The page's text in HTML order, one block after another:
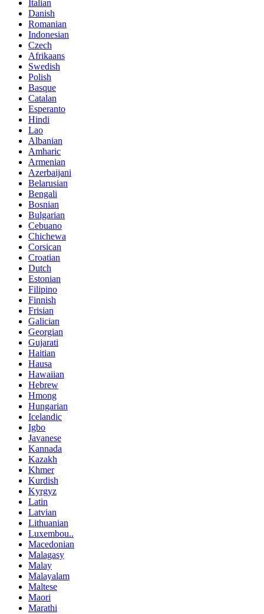
Italian
Danish
Romanian
Indonesian
Czech
Afrikaans
Swedish
Polish
Basque
Catalan
Esperanto
Hindi
Lao
Albanian
Amharic
Armenian
Azerbaijani
Belarusian
Bengali
Bosnian
Bulgarian
Cebuano
Chichewa
Corsican
Croatian
Dutch
Estonian
Filipino
Finnish
Frisian
Galician
Georgian
Gujarati
Haitian
Hausa
Hawaiian
Hebrew
Hmong
Hungarian
Icelandic
Igbo
Javanese
Kannada
Kazakh
Khmer
Kurdish
Kyrgyz
Latin
Latvian
Lithuanian
Luxembou..
Macedonian
Malagasy
Malay
Malayalam
Maltese
Maori
Marathi